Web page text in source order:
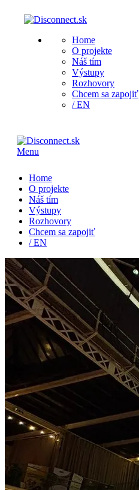
Home
O projekte
Náš tím
Výstupy
Rozhovory
Chcem sa zapojiť
/ EN
Menu
Home
O projekte
Náš tím
Výstupy
Rozhovory
Chcem sa zapojiť
/ EN